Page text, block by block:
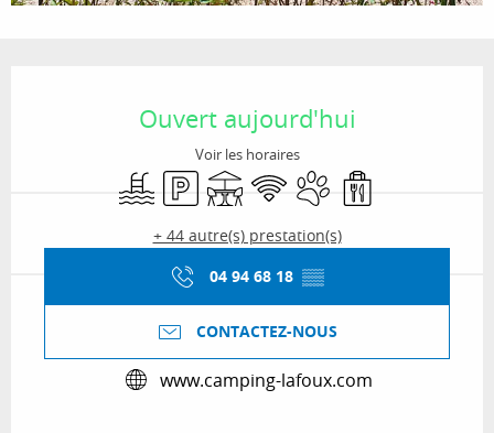
Ouvert aujourd'hui
Voir les horaires
PiscineParkingTerrasse
WiFi Animaux acceptés
Vente à emporter
+ 44 autre(s) prestation(s)
04 94 68 18 ▒▒
CONTACTEZ-NOUS
www.camping-lafoux.com